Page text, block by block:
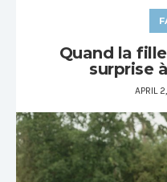
Quand la
surprise
APRIL